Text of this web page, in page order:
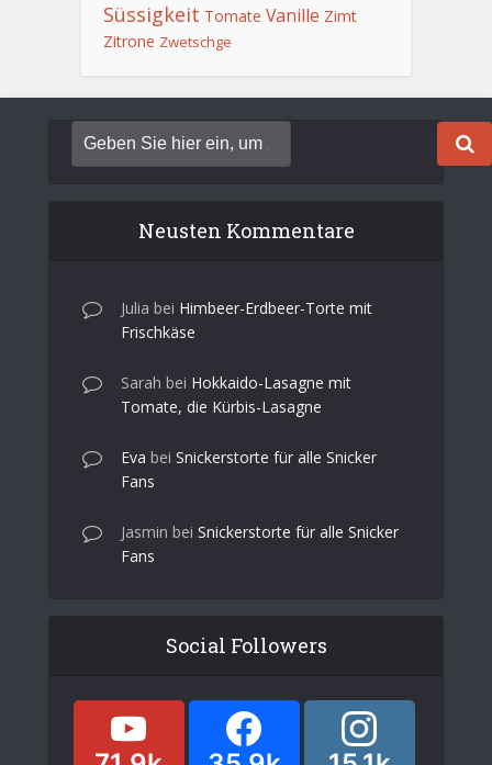
Süssigkeit Tomate Vanille Zimt
Zitrone Zwetschge
Neusten Kommentare
Julia bei Himbeer-Erdbeer-Torte mit
Frischkäse
Sarah bei Hokkaido-Lasagne mit
Tomate, die Kürbis-Lasagne
Eva bei Snickerstorte für alle Snicker
Fans
Jasmin bei Snickerstorte für alle Snicker
Fans
Social Followers